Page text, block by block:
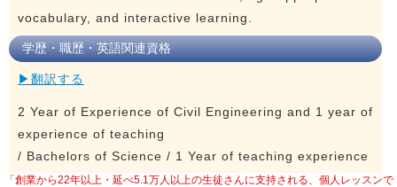
vocabulary, and interactive learning.
学歴・職歴・英語関連資格
▶翻訳する
2 Year of Experience of Civil Engineering and 1 year of
experience of teaching
/ Bachelors of Science / 1 Year of teaching experience
「創業から22年以上・延べ5.1万人以上の生徒さんに支持される、個人レッスンで